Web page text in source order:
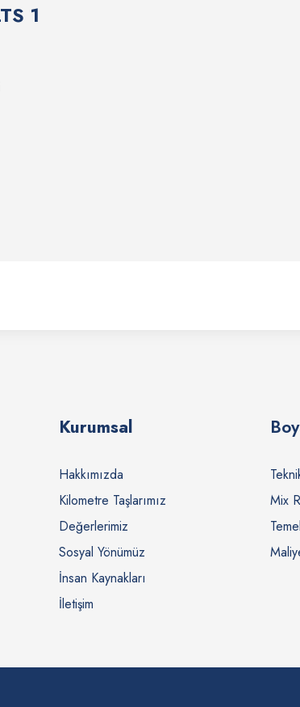
1
Kurumsal
Hakkımızda
Kilometre Taşlarımız
Değerlerimiz
Sosyal Yönümüz
İnsan Kaynakları
İletişim
Mix